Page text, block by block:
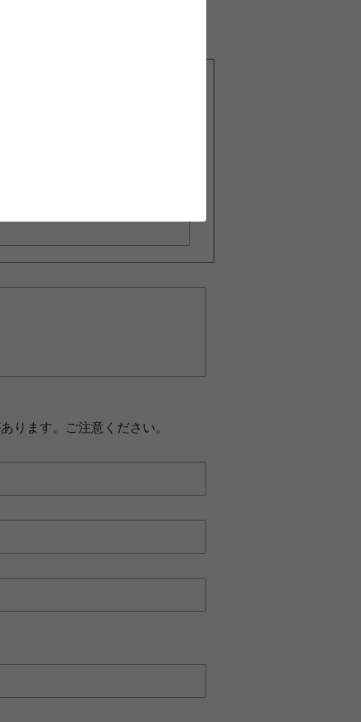
ります。ご注意ください。